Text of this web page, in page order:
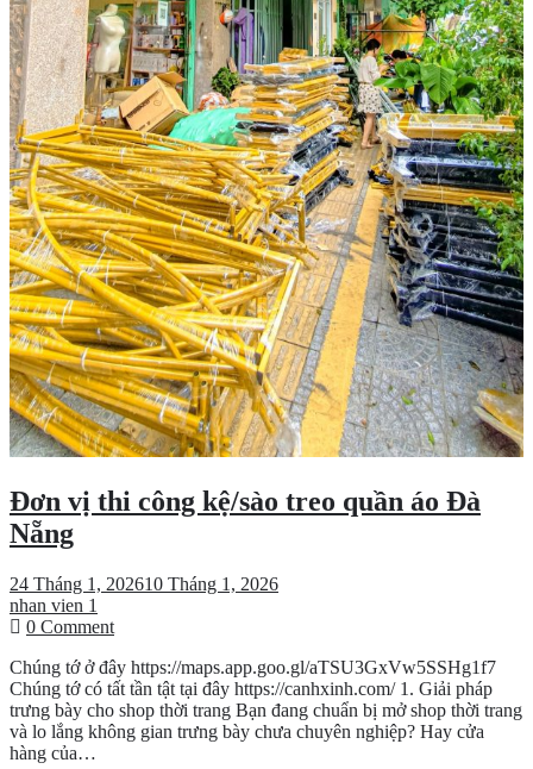
Đơn vị thi công kệ/sào treo quần áo Đà
Nẵng
24 Tháng 1, 202610 Tháng 1, 2026
nhan vien 1
0 Commenton
vị
thi
công
kệ/sào
Chúng tớ ở đây https://maps.app.goo.gl/aTSU3GxVw5SSHg1f7
Chúng tớ có tất tần tật tại đây https://canhxinh.com/ 1. Giải pháp
trưng bày cho shop thời trang Bạn đang chuẩn bị mở shop thời trang
và lo lắng không gian trưng bày chưa chuyên nghiệp? Hay cửa
hàng của…